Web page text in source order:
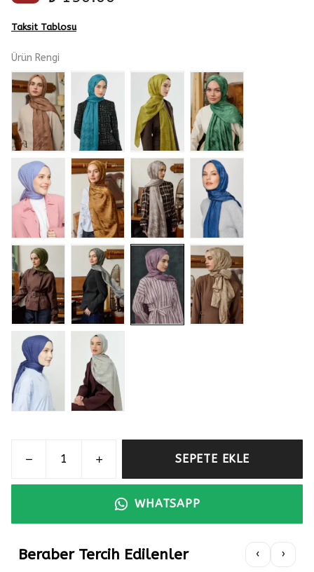
Taksit Tablosu
Ürün Rengi
SEPETE EKLE
WHATSAPP
Beraber Tercih Edilenler ‹ ›